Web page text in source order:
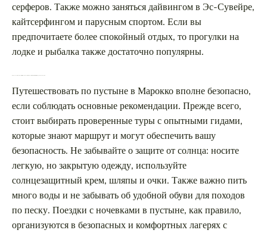
серферов. Также можно заняться дайвингом в Эс-Сувейре,
кайтсерфингом и парусным спортом. Если вы
предпочитаете более спокойный отдых, то прогулки на
лодке и рыбалка также достаточно популярны.
Путешествовать по пустыне в Марокко вполне безопасно,
если соблюдать основные рекомендации. Прежде всего,
стоит выбирать проверенные туры с опытными гидами,
которые знают маршрут и могут обеспечить вашу
безопасность. Не забывайте о защите от солнца: носите
легкую, но закрытую одежду, используйте
солнцезащитный крем, шляпы и очки. Также важно пить
много воды и не забывать об удобной обуви для походов
по песку. Поездки с ночевками в пустыне, как правило,
организуются в безопасных и комфортных лагерях с